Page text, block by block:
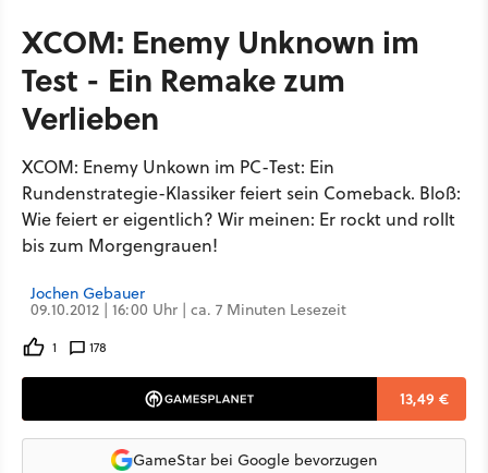
XCOM: Enemy Unknown im
Test - Ein Remake zum
Verlieben
XCOM: Enemy Unkown im PC-Test: Ein
Rundenstrategie-Klassiker feiert sein Comeback. Bloß:
Wie feiert er eigentlich? Wir meinen: Er rockt und rollt
bis zum Morgengrauen!
Jochen Gebauer
09.10.2012 | 16:00 Uhr | ca. 7 Minuten Lesezeit
1 178
13,49 €
GameStar bei Google bevorzugen